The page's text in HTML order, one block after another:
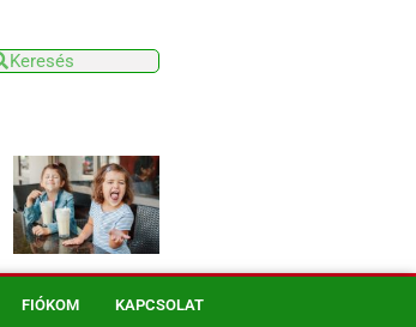
FIÓKOM KAPCSOLAT